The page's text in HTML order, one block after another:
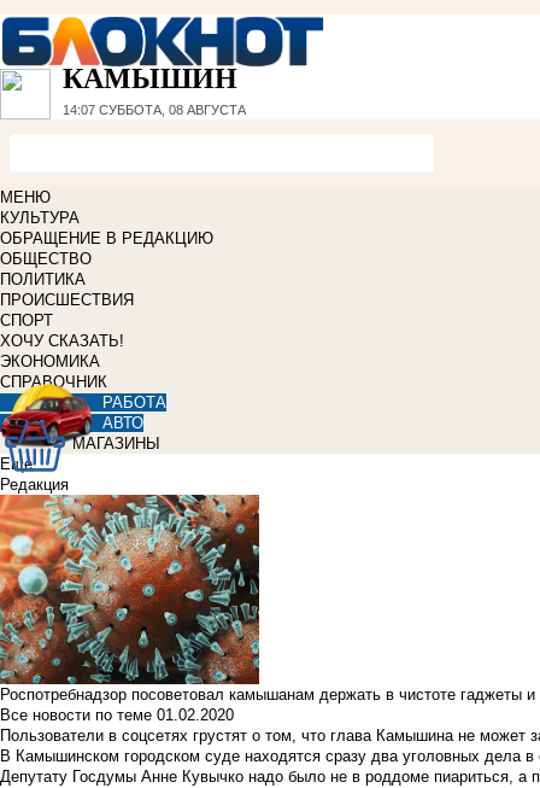
КАМЫШИН
14:07 СУББОТА, 08 АВГУСТА
МЕНЮ
КУЛЬТУРА
ОБРАЩЕНИЕ В РЕДАКЦИЮ
ОБЩЕСТВО
ПОЛИТИКА
ПРОИСШЕСТВИЯ
СПОРТ
ХОЧУ СКАЗАТЬ!
ЭКОНОМИКА
СПРАВОЧНИК
РАБОТА
АВТО
МАГАЗИНЫ
Еще
Редакция
Роспотребнадзор посоветовал камышанам держать в чистоте гаджеты
Все новости по теме 01.02.2020
Пользователи в соцсетях грустят о том, что глава Камышина не может
В Камышинском городском суде находятся сразу два уголовных дела
Депутату Госдумы Анне Кувычко надо было не в роддоме пиариться, а